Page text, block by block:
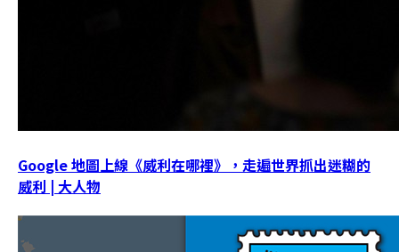
Google 地圖上線《威利在哪裡》，走遍世界抓出迷糊的
威利 | 大人物